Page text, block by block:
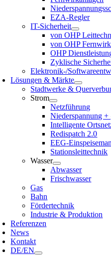
EZA-Regler
IT-Sicherheit
von OHP
von OHP
OHP
Zyklische
Elektronik-/
Lösungen & Märkte
Stadtwerke &
Strom
Netzführung
Niederspannung +
Intelligente
Redispatch 2.0
EEG-
Stationsleittechnik
Wasser
Abwasser
Frischwasser
Gas
Bahn
Fördertechnik
Industrie & Produktion
Referenzen
News
Kontakt
DE/EN